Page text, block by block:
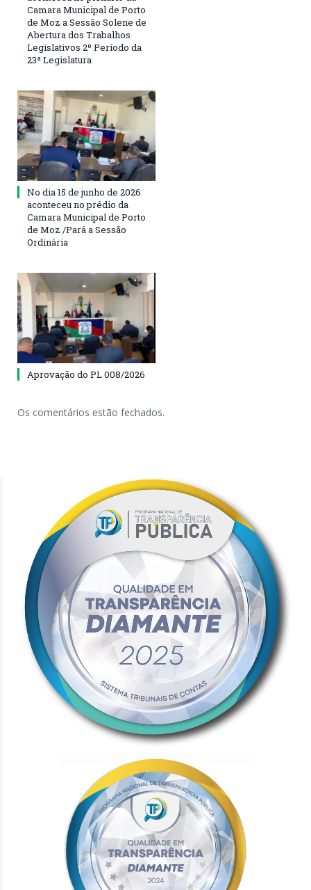
Camara Municipal de Porto
de Moz a Sessão Solene de
Abertura dos Trabalhos
Legislativos 2º Período da
23ª Legislatura
No dia 15 de junho de 2026
aconteceu no prédio da
Camara Municipal de Porto
de Moz /Pará a Sessão
Ordinária
Aprovação do PL 008/2026
Os comentários estão fechados.